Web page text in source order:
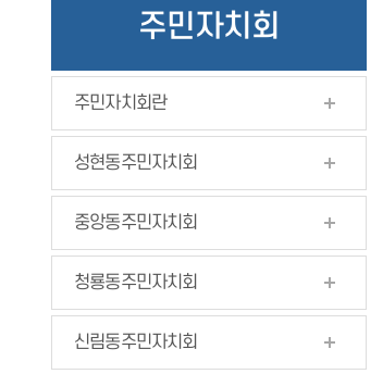
주민자치회
주민자치회란
성현동주민자치회
중앙동주민자치회
청룡동주민자치회
신림동주민자치회